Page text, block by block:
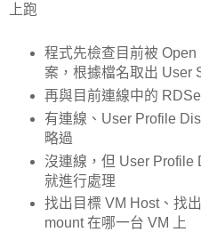
上跑
程式先檢查目前被
案，根據檔名取出 User
再與目前連線中的
有連線、User Profile
略過
沒連線，但 User Profile
就進行處理
找出目標 VM Host、找
mount 在哪一台 VM 上